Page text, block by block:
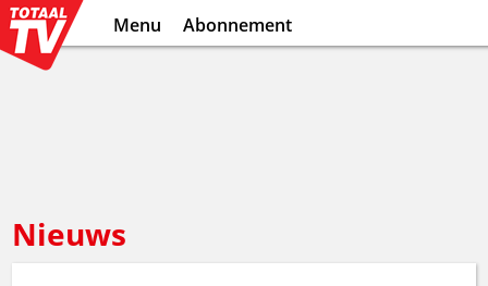
Menu Abonnement
Nieuws